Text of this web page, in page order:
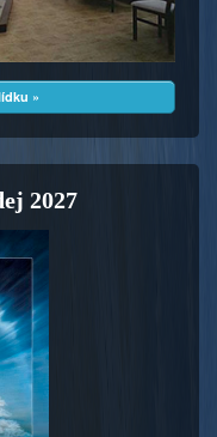
»
2027